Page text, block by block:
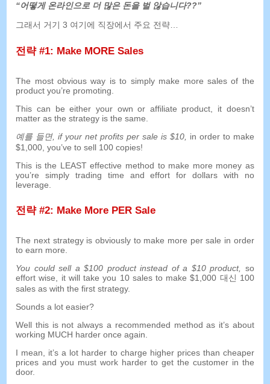
“어떻게 온라인으로 더 많은 돈을 벌 않습니다??”
그래서 거기 3 여기에 직장에서 주요 전략…
전략 #1: Make MORE Sales
The most obvious way is to simply make more sales of the
product you’re promoting.
This can be either your own or affiliate product, it doesn’t
matter as the strategy is the same.
예를 들면,if your net profits per sale is$10, in order to make
$1,000,you’ve to sell 100copies!
This is the LEAST effective method to make more money as
you’re simply trading time and effort for dollars with no
leverage.
전략 #2: Make More PER Sale
The next strategy is obviously to make more per sale in order
to earn more
You could sell a $100 product instead of a $10product,
so
effort wise
it will take you 10 sales to make $1,000 대신 100
sales as with the first strategy.
Sounds a lot easier?
Well this is not always a recommended method as it’s about
working MUCH harder once again
I mean
it’s a lot harder to charge higher prices than cheaper
prices and you must work harder to get the customer in the
door.